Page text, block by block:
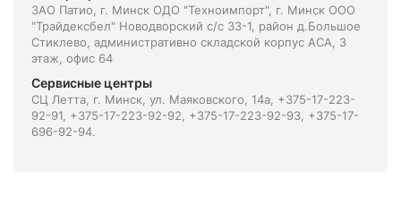
ЗАО Патио, г. Минск ОДО "Техноимпорт", г. Минск ООО
"Трайдексбел" Новодворский с/с 33-1, район д.Большое
Стиклево, административно складской корпус АСА, 3
этаж, офис 64
Сервисные центры
СЦ Летта, г. Минск, ул. Маяковского, 14а, +375-17-223-
92-91, +375-17-223-92-92, +375-17-223-92-93, +375-17-
696-92-94.